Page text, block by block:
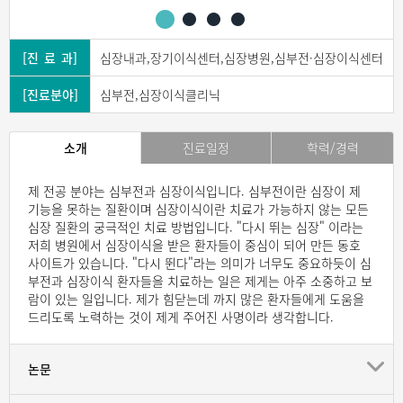
[진 료 과] 심장내과,장기이식센터,심장병원,심부전·심장이식센터
[진료분야] 심부전,심장이식클리닉
소개 진료일정 학력/경력
제 전공 분야는 심부전과 심장이식입니다. 심부전이란 심장이 제
기능을 못하는 질환이며 심장이식이란 치료가 가능하지 않는 모든
심장 질환의 궁극적인 치료 방법입니다. "다시 뛰는 심장" 이라는
저희 병원에서 심장이식을 받은 환자들이 중심이 되어 만든 동호
사이트가 있습니다. "다시 뛴다"라는 의미가 너무도 중요하듯이 심
부전과 심장이식 환자들을 치료하는 일은 제게는 아주 소중하고 보
람이 있는 일입니다. 제가 힘닫는데 까지 많은 환자들에게 도움을
드리도록 노력하는 것이 제게 주어진 사명이라 생각합니다.
논문